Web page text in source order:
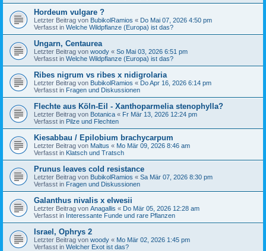
Hordeum vulgare ?
Letzter Beitrag von BubikolRamios « Do Mai 07, 2026 4:50 pm
Verfasst in Welche Wildpflanze (Europa) ist das?
Ungarn, Centaurea
Letzter Beitrag von woody « So Mai 03, 2026 6:51 pm
Verfasst in Welche Wildpflanze (Europa) ist das?
Ribes nigrum vs ribes x nidigrolaria
Letzter Beitrag von BubikolRamios « Do Apr 16, 2026 6:14 pm
Verfasst in Fragen und Diskussionen
Flechte aus Köln-Eil - Xanthoparmelia stenophylla?
Letzter Beitrag von Botanica « Fr Mär 13, 2026 12:24 pm
Verfasst in Pilze und Flechten
Kiesabbau / Epilobium brachycarpum
Letzter Beitrag von Maltus « Mo Mär 09, 2026 8:46 am
Verfasst in Klatsch und Tratsch
Prunus leaves cold resistance
Letzter Beitrag von BubikolRamios « Sa Mär 07, 2026 8:30 pm
Verfasst in Fragen und Diskussionen
Galanthus nivalis x elwesii
Letzter Beitrag von Anagallis « Do Mär 05, 2026 12:28 am
Verfasst in Interessante Funde und rare Pflanzen
Israel, Ophrys 2
Letzter Beitrag von woody « Mo Mär 02, 2026 1:45 pm
Verfasst in Welcher Exot ist das?